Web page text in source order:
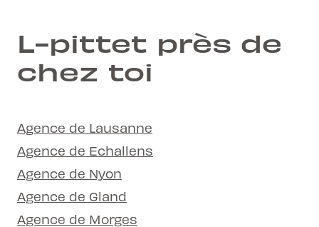
L-pittet près de
chez toi
Agence de Lausanne
Agence de Echallens
Agence de Nyon
Agence de Gland
Agence de Morges